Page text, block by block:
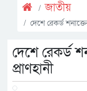
জাতীয়
দেশে রেকর্ড
দেশে রেকর্ড
প্রাণহানী